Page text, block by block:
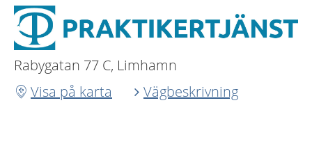
Rabygatan 77 C, Limhamn
Visa på karta
Vägbeskrivning